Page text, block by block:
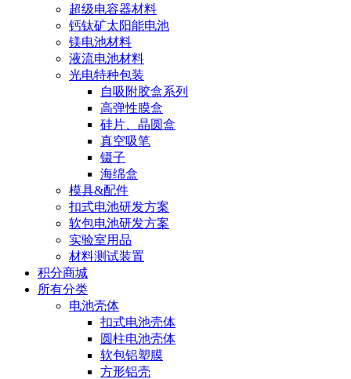
超级电容器材料
钙钛矿太阳能电池
镁电池材料
液流电池材料
光电特种包装
自吸附胶盒系列
高弹性膜盒
硅片、晶圆盒
真空吸笔
镊子
海绵盒
模具&配件
扣式电池研发方案
软包电池研发方案
实验室用品
材料测试装置
积分商城
所有分类
电池壳体
扣式电池壳体
圆柱电池壳体
软包铝塑膜
方形铝壳